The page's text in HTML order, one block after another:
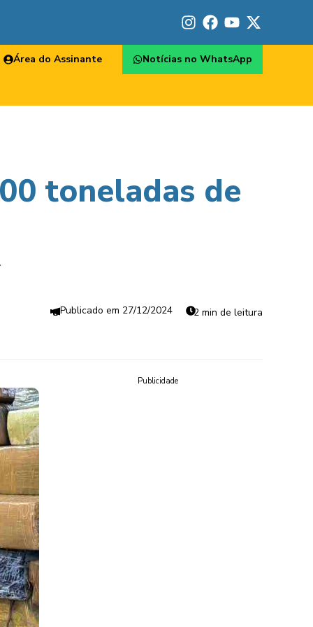
Área do Assinante Notícias no WhatsApp
toneladas de
27/12/2024 2 min de leitura
Publicidade